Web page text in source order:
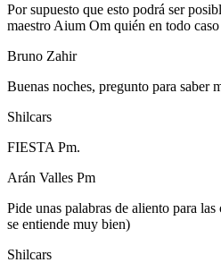
Por supuesto que esto podrá ser
maestro Aium Om quién en todo
Bruno Zahir
Buenas noches, pregunto para saber
Shilcars
FIESTA Pm.
Arán Valles Pm
Pide unas palabras de aliento para
se entiende muy bien)
Shilcars